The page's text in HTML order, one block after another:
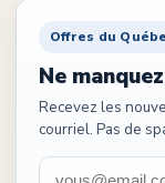
Offres du
Ne
Recevez les
courriel. Pas de